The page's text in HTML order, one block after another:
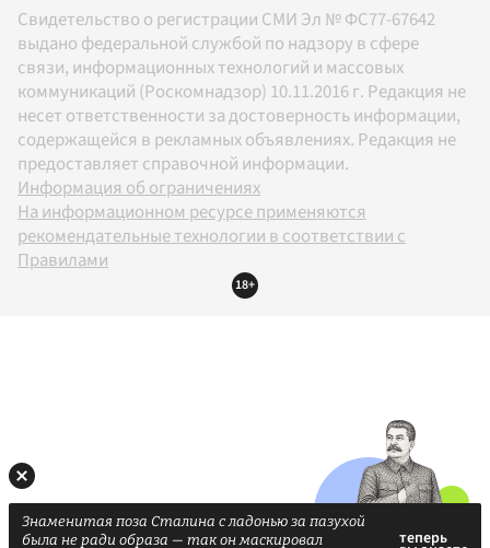
Свидетельство о регистрации СМИ Эл № ФС77-67642
выдано федеральной службой по надзору в сфере
связи, информационных технологий и массовых
коммуникаций (Роскомнадзор) 10.11.2016 г. Редакция не
несет ответственности за достоверность информации,
содержащейся в рекламных объявлениях. Редакция не
предоставляет справочной информации.
Информация об ограничениях
На информационном ресурсе применяются
рекомендательные технологии в соответствии с
Правилами
18+
Знаменитая поза Сталина с ладонью за пазухой
была не ради образа — так он маскировал